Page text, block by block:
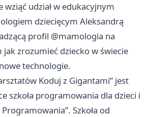
wziąć udział w edukacyjnym
dziecięcym Aleksandrą
profil @mamologia na
zrozumieć dziecko w świecie
technologie.
Koduj z Gigantami” jest
szkoła programowania dla dzieci i
Szkoła od